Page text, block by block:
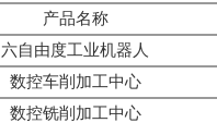
产品名称
六自由度工业机器人
数控车削加工中心
数控铣削加工中心